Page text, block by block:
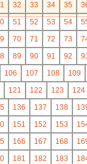
32 33 34 35
51 52 53 54
70 71 72 73
89 90 91 92
106 107 108
109
121 122 123
124
136 137 138
151 152 153
166 167 168
181 182 183